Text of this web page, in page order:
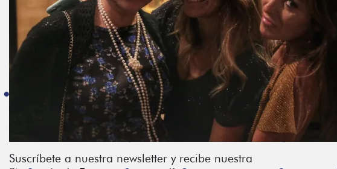
Suscríbete a nuestra newsletter y recibe nuestra